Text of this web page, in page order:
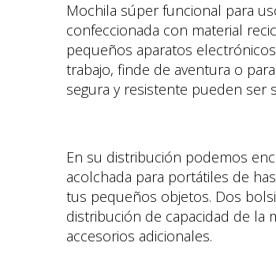
Mochila súper funcional para
confeccionada con material
pequeños aparatos
trabajo, finde de aventura o
segura y resistente pueden ser
En su distribución podemos
acolchada para portátiles de
tus pequeños objetos. Dos
distribución de capacidad de la
accesorios adicionales.